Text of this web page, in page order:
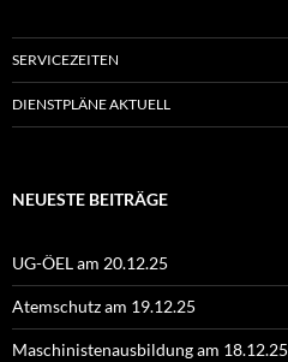
SERVICEZEITEN
DIENSTPLÄNE AKTUELL
NEUESTE BEITRÄGE
UG-ÖEL am 20.12.25
Atemschutz am 19.12.25
Maschinistenausbildung am 18.12.25